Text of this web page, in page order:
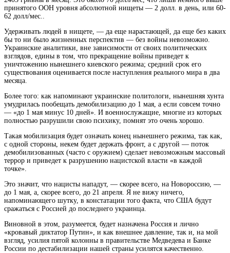
принятого ООН уровня абсолютной нищеты — 2 долл. в день, или 60-
62 долл/мес..
Удерживать людей в нищете, — да еще нарастающей, да еще без каких
бы то ни было жизненных перспектив — без войны невозможно.
Украинские аналитики, вне зависимости от своих политических
взглядов, едины в том, что прекращение войны приведет к
уничтожению нынешнего киевского режима; средний срок его
существования оценивается после наступления реального мира в два
месяца.
Более того: как напоминают украинские политологи, нынешняя хунта
умудрилась пообещать демобилизацию до 1 мая, а если совсем точно
— «до 1 мая минус 10 дней». И военнослужащие, многие из которых
полностью разрушили свою психику, помнят это очень хорошо.
Такая мобилизация будет означать конец нынешнего режима, так как,
с одной стороны, некем будет держать фронт, а с другой — поток
демобилизованных (часто с оружием) сделает невозможным массовый
террор и приведет к разрушению нацистской власти «в каждой
точке».
Это значит, что нацисты нападут, — скорее всего, на Новороссию, —
до 1 мая, а, скорее всего, до 21 апреля. Я не вижу ничего,
напоминающего шутку, в констатации того факта, что США будут
сражаться с Россией до последнего украинца.
Виновной в этом, разумеется, будет назначена Россия и лично
«кровавый диктатор Путин», и как внешнее давление, так и, на мой
взгляд, усилия пятой колонны в правительстве Медведева и Банке
России по дестабилизации нашей страны усилятся качественно.